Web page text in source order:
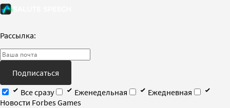
Рассылка:
Подписаться
Все сразу
Еженедельная
Ежедневная
Новости Forbes Games